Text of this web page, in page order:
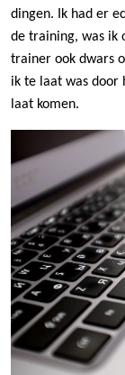
dingen. Ik had er
de training, was ik
trainer ook dwars
ik te laat was door
laat komen.